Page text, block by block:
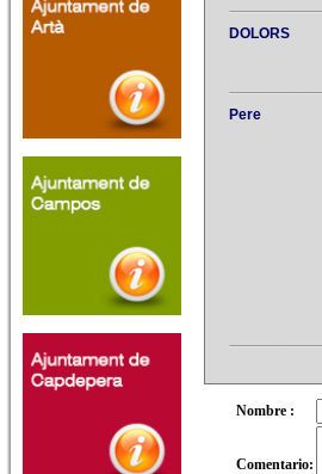
DOLORS
Pere
Nombre :
Comentario: